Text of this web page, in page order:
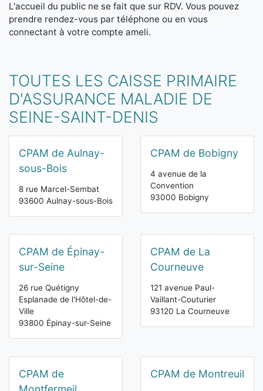
L'accueil du public ne se fait que sur RDV. Vous pouvez
prendre rendez-vous par téléphone ou en vous
connectant à votre compte ameli.
TOUTES LES CAISSE PRIMAIRE
D'ASSURANCE MALADIE DE
SEINE-SAINT-DENIS
CPAM de Aulnay-
sous-Bois
8 rue Marcel-Sembat
93600 Aulnay-sous-Bois
CPAM de Bobigny
4 avenue de la
Convention
93000 Bobigny
CPAM de Épinay-
sur-Seine
26 rue Quétigny
Esplanade de l'Hôtel-de-
Ville
93800 Épinay-sur-Seine
CPAM de La
Courneuve
121 avenue Paul-
Vaillant-Couturier
93120 La Courneuve
CPAM de
CPAM de Montreuil